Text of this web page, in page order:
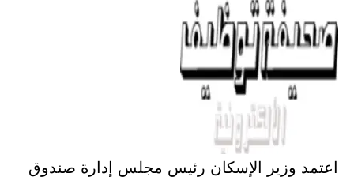
اعتمد وزير الإسكان رئيس مجلس إدارة صندوق